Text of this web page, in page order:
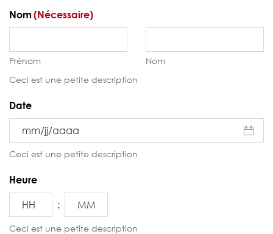
Nom(Nécessaire)
Prénom
Nom
Ceci est une petite description
Date
MM
JJ
slash
AAAA
Ceci est une petite description
Heure
Heures
:
Minutes
Ceci est une petite description